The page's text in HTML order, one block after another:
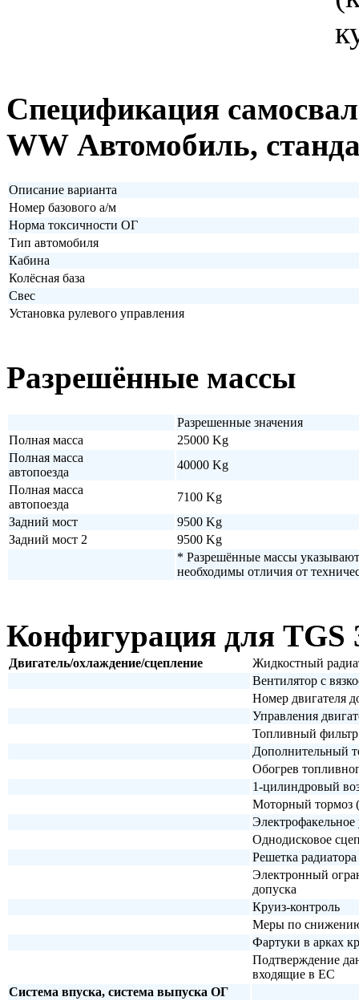
Спецификация
WW Автомобиль,
Описание варианта
Номер базового а/м
Норма токсичности ОГ
Тип автомобиля
Кабина
Колёсная база
Свес
Установка рулевого управления
Разрешённые массы
Разрешенные значения
Полная масса
25000 Kg
Полная масса
автопоезда
40000 Kg
Полная масса
автопоезда
7100 Kg
Задний мост
9500 Kg
Задний мост 2
9500 Kg
* Разрешённые массы
необходимы отличия от
Конфигурация для TGS
Двигатель/охлаждение/сцепление
Жидкостный
Вентилятор с
Номер двигателя
Управления
Топливный фильтр
Дополнительный
Обогрев
1-цилиндровый
Моторный тормоз
Электрофакельное
Однодисковое
Решетка
Электронный
допуска
Круиз-контроль
Меры по
Фартуки в арках
Подтверждение
входящие в ЕС
Система впуска, система выпуска ОГ